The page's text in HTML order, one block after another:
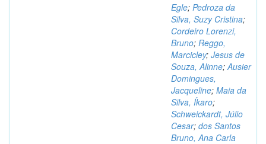
Egle; Pedroza da
Silva, Suzy Cristina;
Cordeiro Lorenzi,
Bruno; Reggo,
Marcicley; Jesus de
Souza, Alinne;Ausier
Domingues,
Jacqueline; Maia da
Silva, Íkaro;
Schweickardt, Júlio
Cesar; dos Santos
Bruno, Ana Carla